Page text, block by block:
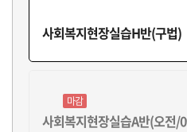
사회복지현장실습H반(구법)
마감
사회복지현장실습A반(오전/